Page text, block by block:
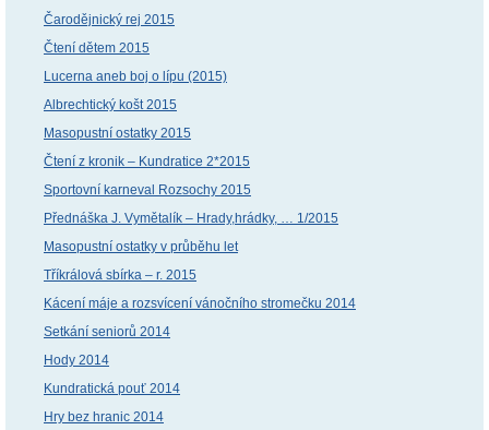
Čarodějnický rej 2015
Čtení dětem 2015
Lucerna aneb boj o lípu (2015)
Albrechtický košt 2015
Masopustní ostatky 2015
Čtení z kronik – Kundratice 2*2015
Sportovní karneval Rozsochy 2015
Přednáška J. Vymětalík – Hrady,hrádky, … 1/2015
Masopustní ostatky v průběhu let
Tříkrálová sbírka – r. 2015
Kácení máje a rozsvícení vánočního stromečku 2014
Setkání seniorů 2014
Hody 2014
Kundratická pouť 2014
Hry bez hranic 2014